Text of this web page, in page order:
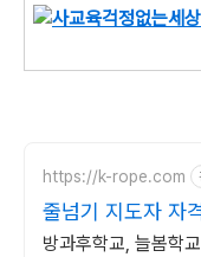
https://k-rope.com
줄넘기 지도자 자
양성
방과후학교, 늘봄학